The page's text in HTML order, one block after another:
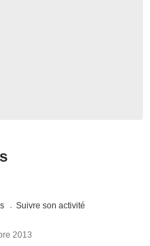
Suivre son activité
2013